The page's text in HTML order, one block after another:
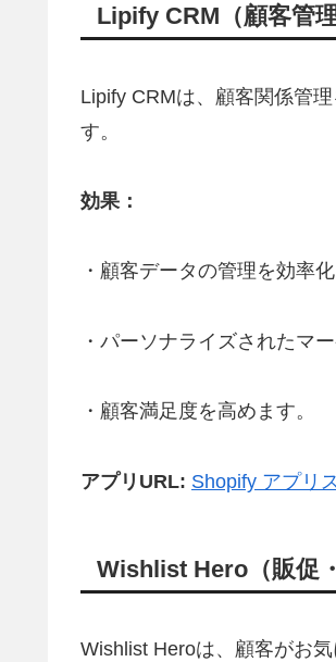
Lipify CRM（顧客管理
Lipify CRMは、顧客関係管
す。
効果：
・顧客データの管理を効率化
・パーソナライズされたマ
・顧客満足度を高めます。
アプリURL: Shopify アプリ
Wishlist Hero（販促
Wishlist Heroは、顧客がお